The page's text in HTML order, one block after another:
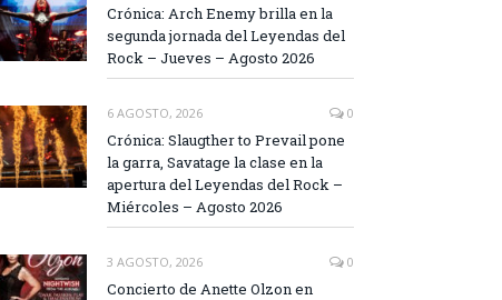
Crónica: Arch Enemy brilla en la
segunda jornada del Leyendas del
Rock – Jueves – Agosto 2026
6 AGOSTO, 2026 0
Crónica: Slaugther to Prevail pone
la garra, Savatage la clase en la
apertura del Leyendas del Rock –
Miércoles – Agosto 2026
3 AGOSTO, 2026 0
Concierto de Anette Olzon en